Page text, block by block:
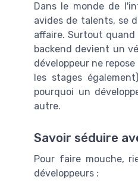
Dans le monde de
avides de talents, se
affaire. Surtout quand
backend devient un
développeur ne
les stages
pourquoi un
autre.
Savoir séduire
Pour faire mouche,
développeurs :